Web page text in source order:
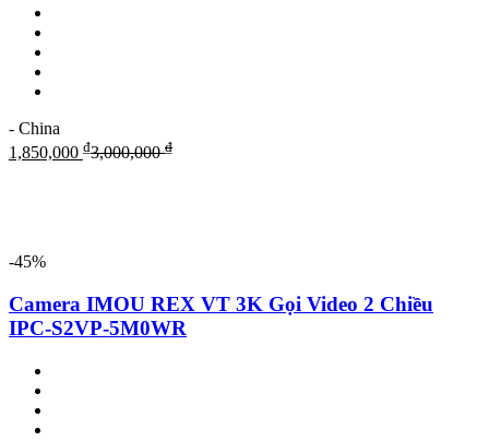
- China
1,850,000 ₫3,000,000₫
-45%
Camera IMOU REX VT 3K Gọi Video 2 Chiều
IPC-S2VP-5M0WR